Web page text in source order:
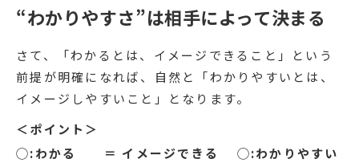
“わかりやすさ”は相手によって決まる
さて、「わかるとは、イメージできること」という
前提が明確になれば、自然と「わかりやすいとは、
イメージしやすいこと」となります。
＜ポイント＞
◯:わかる ＝ イメージできる ◯:わかりやすい